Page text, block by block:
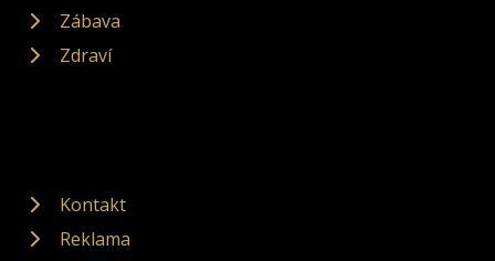
Zábava
Zdraví
Kontakt
Reklama